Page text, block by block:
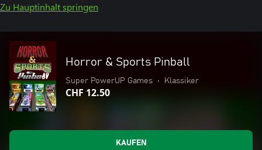
Zu Hauptinhalt springen
Horror & Sports Pinball
Super PowerUP Games • Klassiker
CHF 12.50
KAUFEN